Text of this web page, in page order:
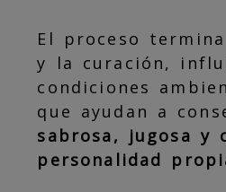
El proceso
y la curación,
condiciones
que ayudan a
sabrosa, jugosa y
personalidad